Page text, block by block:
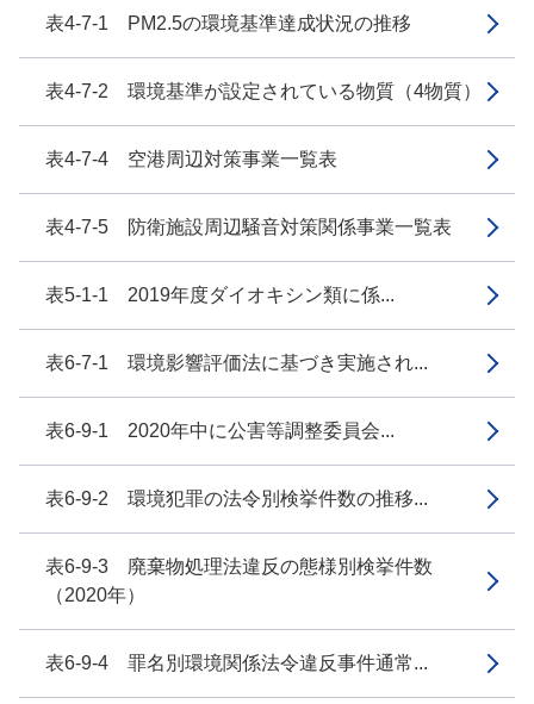
表4-7-1 PM2.5の環境基準達成状況の推移
表4-7-2 環境基準が設定されている物質（4物質）
表4-7-4 空港周辺対策事業一覧表
表4-7-5 防衛施設周辺騒音対策関係事業一覧表
表5-1-1 2019年度ダイオキシン類に係...
表6-7-1 環境影響評価法に基づき実施され...
表6-9-1 2020年中に公害等調整委員会...
表6-9-2 環境犯罪の法令別検挙件数の推移...
表6-9-3 廃棄物処理法違反の態様別検挙件数
（2020年）
表6-9-4 罪名別環境関係法令違反事件通常...